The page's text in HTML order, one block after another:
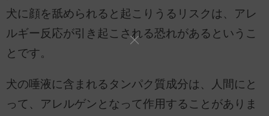
犬に顔を舐められると起こりうるリスクは、アレ
ルギー反応が引き起こされる恐れがあるというこ
とです。
犬の唾液に含まれるタンパク質成分は、人間にと
って、アレルゲンとなって作用することがありま